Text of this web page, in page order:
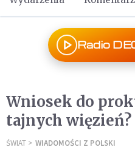
Radio
Wniosek do
tajnych więzień?
ŚWIAT WIADOMOŚCI Z POLSKI